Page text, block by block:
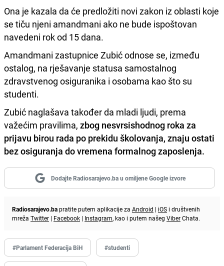
Ona je kazala da će predložiti novi zakon iz oblasti koje
se tiču njeni amandmani ako ne bude ispoštovan
navedeni rok od 15 dana.
Amandmani zastupnice Zubić odnose se, između
ostalog, na rješavanje statusa samostalnog
zdravstvenog osiguranika i osobama kao što su
studenti.
Zubić naglašava također da mladi ljudi, prema
važećim pravilima, zbog nesvrsishodnog roka za
prijavu birou rada po prekidu školovanja, znaju ostati
bez osiguranja do vremena formalnog zaposlenja.
Dodajte Radiosarajevo.ba u omiljene Google izvore
Radiosarajevo.bapratite putem aplikacije za Android | iOS i društvenih
mreža Twitter | Facebook | Instagram, kao i putem našeg ViberChata.
#Parlament Federacija BiH #studenti